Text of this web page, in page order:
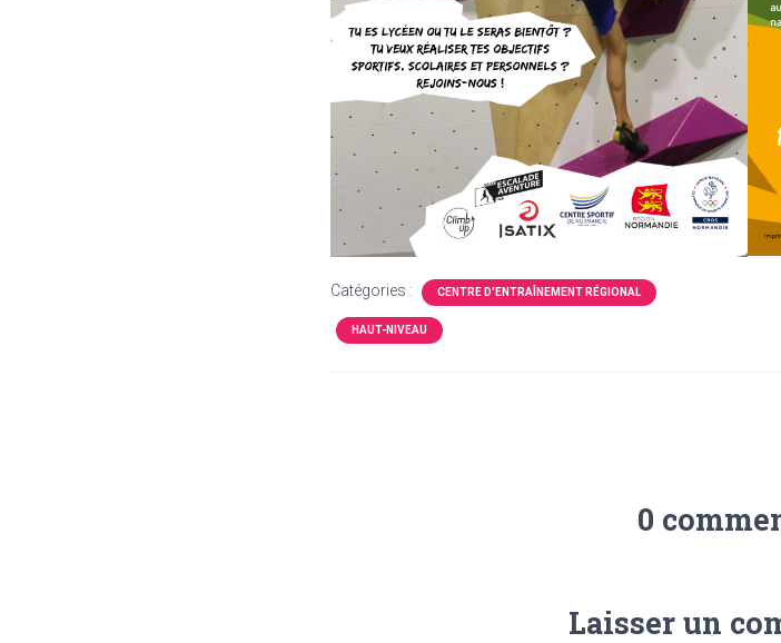
Catégories : CENTRE D'ENTRAÎNEMENT RÉGIONAL
HAUT-NIVEAU
0
Laisser un